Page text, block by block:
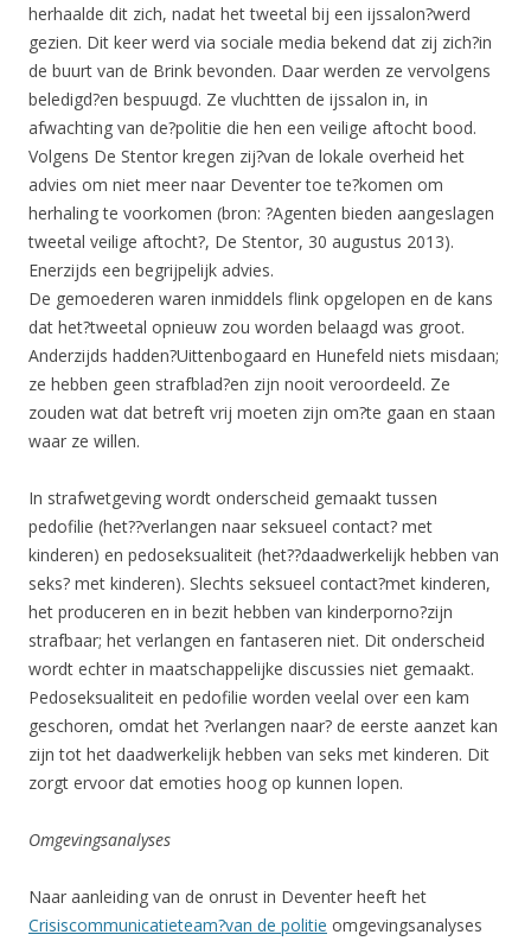
herhaalde dit zich, nadat het tweetal bij een ijssalon?werd
gezien. Dit keer werd via sociale media bekend dat zij zich?in
de buurt van de Brink bevonden. Daar werden ze vervolgens
beledigd?en bespuugd. Ze vluchtten de ijssalon in, in
afwachting van de?politie die hen een veilige aftocht bood.
Volgens De Stentor kregen zij?van de lokale overheid het
advies om niet meer naar Deventer toe te?komen om
herhaling te voorkomen (bron: ?Agenten bieden aangeslagen
tweetal veilige aftocht?, De Stentor, 30 augustus 2013).
Enerzijds een begrijpelijk advies.
De gemoederen waren inmiddels flink opgelopen en de kans
dat het?tweetal opnieuw zou worden belaagd was groot.
Anderzijds hadden?Uittenbogaard en Hunefeld niets misdaan;
ze hebben geen strafblad?en zijn nooit veroordeeld. Ze
zouden wat dat betreft vrij moeten zijn om?te gaan en staan
waar ze willen.
In strafwetgeving wordt onderscheid gemaakt tussen
pedofilie (het??verlangen naar seksueel contact? met
kinderen) en pedoseksualiteit (het??daadwerkelijk hebben van
seks? met kinderen). Slechts seksueel contact?met kinderen,
het produceren en in bezit hebben van kinderporno?zijn
strafbaar; het verlangen en fantaseren niet. Dit onderscheid
wordt echter in maatschappelijke discussies niet gemaakt.
Pedoseksualiteit en pedofilie worden veelal over een kam
geschoren, omdat het ?verlangen naar? de eerste aanzet kan
zijn tot het daadwerkelijk hebben van seks met kinderen. Dit
zorgt ervoor dat emoties hoog op kunnen lopen.
Omgevingsanalyses
Naar aanleiding van de onrust in Deventer heeft het
Crisiscommunicatieteam?van de politie omgevingsanalyses